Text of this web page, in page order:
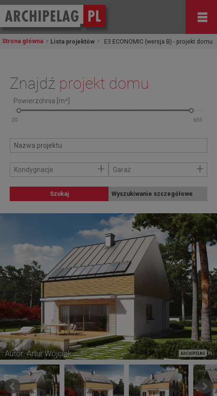
Strona główna Lista projektów E3 ECONOMIC (wersja B) - projekt domu
Znajdź projekt domu
Powierzchnia [m²]
Kondygnacje + Garaż +
Szukaj Wyszukiwanie szczegółowe
Autor: Artur Wójciak